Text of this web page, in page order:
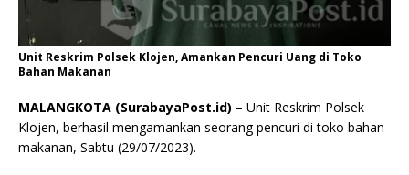
Unit Reskrim Polsek Klojen, Amankan Pencuri Uang di Toko
Bahan Makanan
MALANGKOTA (SurabayaPost.id) – Unit Reskrim Polsek
Klojen, berhasil mengamankan seorang pencuri di toko bahan
makanan, Sabtu (29/07/2023).